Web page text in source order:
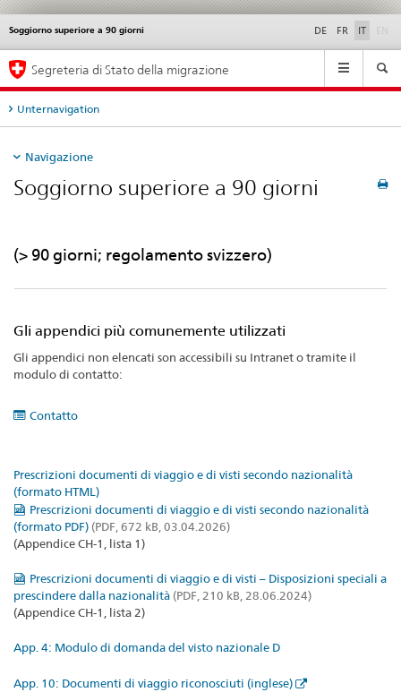
Soggiorno superiore a 90 giorni DE FR IT
Service
Navigation
Segreteria di Stato della migrazione
Unternavigation
Navigazione
Soggiorno superiore a 90 giorni
(> 90 giorni; regolamento svizzero)
Gli appendici più comunemente utilizzati
Gli appendici non elencati son accessibili su Intranet o tramite il
modulo di contatto:
Contatto
Prescrizioni documenti di viaggio e di visti secondo nazionalità
(formato HTML)
Prescrizioni documenti di viaggio e di visti secondo nazionalità
(formato PDF) (PDF, 672 kB, 03.04.2026)
(Appendice CH-1, lista 1)
Prescrizioni documenti di viaggio e di visti – Disposizioni speciali a
prescindere dalla nazionalità (PDF, 210 kB, 28.06.2024)
(Appendice CH-1, lista 2)
App. 4: Modulo di domanda del visto nazionale D
App. 10: Documenti di viaggio riconosciuti (inglese)